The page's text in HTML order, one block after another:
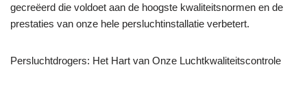
gecreëerd die voldoet aan de hoogste kwaliteitsnormen en de
prestaties van onze hele persluchtinstallatie verbetert.
Persluchtdrogers: Het Hart van Onze Luchtkwaliteitscontrole